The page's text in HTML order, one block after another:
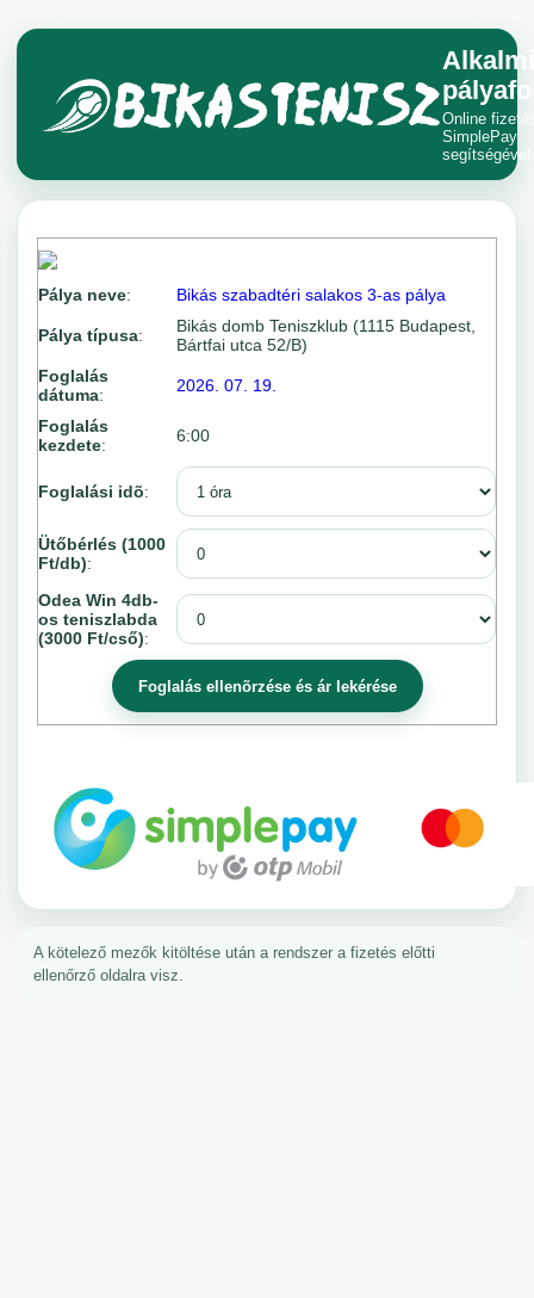
Alkalmi
Online
SimplePay
segítségével.
Pálya neve: Bikás szabadtéri salakos 3-as pálya
Pálya típusa:
Bikás domb Teniszklub (1115 Budapest,
Bártfai utca 52/B)
Foglalás
dátuma: 2026. 07. 19.
Foglalás
kezdete: 6:00
Foglalási idõ:
Ütőbérlés (1000
Ft/db):
Odea Win 4db-
os teniszlabda
(3000 Ft/cső):
A kötelező mezők kitöltése után a rendszer a fizetés előtti
ellenőrző oldalra visz.